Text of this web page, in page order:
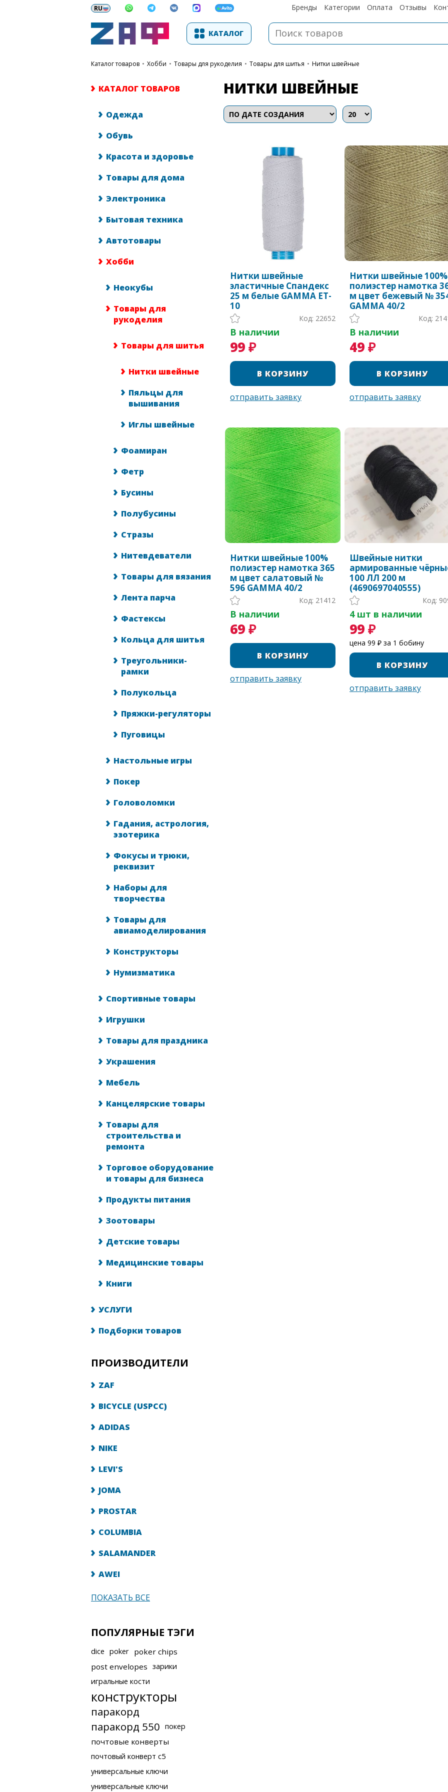
Бренды Категории Оплата Отзывы
КАТАЛОГ
каталог товаров • Хобби • Товары для рукоделия • Товары для шитья • Нитки швейные
КАТАЛОГ ТОВАРОВ
Одежда
Обувь
Красота и здоровье
Товары для дома
Электроника
Бытовая техника
Автотовары
Хобби
Неокубы
Товары для
рукоделия
Товары для шитья
Нитки швейные
Пяльцы для
вышивания
Иглы швейные
Фоамиран
Фетр
Бусины
Полубусины
Стразы
Нитевдеватели
Товары для вязания
Лента парча
Фастексы
Кольца для шитья
Треугольники-
рамки
Полукольца
Пряжки-регуляторы
Пуговицы
Настольные игры
Покер
Головоломки
Гадания, астрология,
эзотерика
Фокусы и трюки,
реквизит
Наборы для
творчества
Товары для
авиамоделирования
Конструкторы
Нумизматика
Спортивные товары
Игрушки
Товары для праздника
Украшения
Мебель
Канцелярские товары
Товары для
строительства и
ремонта
Торговое оборудование
и товары для бизнеса
Продукты питания
Зоотовары
Детские товары
Медицинские товары
Книги
УСЛУГИ
Подборки товаров
ПРОИЗВОДИТЕЛИ
ZAF
BICYCLE (USPCC)
ADIDAS
NIKE
LEVI'S
JOMA
PROSTAR
COLUMBIA
SALAMANDER
AWEI
ПОКАЗАТЬ ВСЕ
ПОПУЛЯРНЫЕ ТЭГИ
dice poker poker chips
post envelopes зарики
игральные кости
конструкторы
паракорд
паракорд 550 покер
почтовые конверты
почтовый конверт с5
универсальные ключи
универсальные ключи
НИТКИ ШВЕЙНЫЕ
Нитки швейные
эластичные Спандекс
25 м белые GAMMA ET-
10
Код: 22652
В наличии
99 ₽
Нитки швейные 100%
полиэстер намотка
м цвет бежевый №
GAMMA 40/2
Код:
В наличии
49 ₽
Нитки швейные 100%
полиэстер намотка 365
м цвет салатовый №
596 GAMMA 40/2
Код: 21412
В наличии
69 ₽
Швейные нитки
армированные
100 ЛЛ 200 м
(4690697040555)
Код:
4 шт в наличии
99 ₽
цена 99 ₽ за 1 бобину